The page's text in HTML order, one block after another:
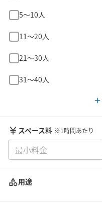
5〜10人
11〜20人
21〜30人
31〜40人
スペース料 ※1時間あたり
用途